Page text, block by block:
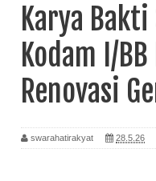
Karya
Kodam I/
Renovasi
swarahatirakyat 28.5.26